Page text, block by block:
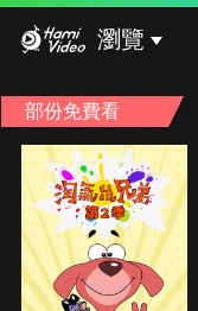
瀏覽
部份免費看